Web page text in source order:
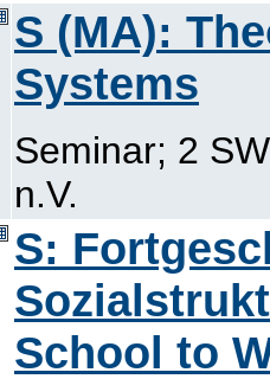
S (MA):
Systems
Seminar; 2
n.V.
S:
School to